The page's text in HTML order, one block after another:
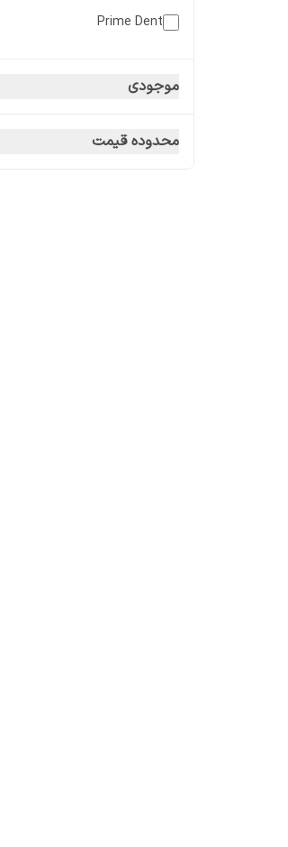
Prime Dent
کبالت
موجودی
محدوده قیمت